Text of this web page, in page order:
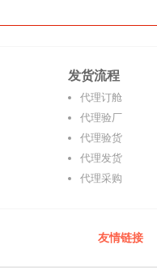
发货流程
代理订舱
代理验厂
代理验货
代理发货
代理采购
友情链接